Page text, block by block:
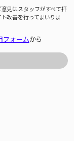
見はスタッフがすべて拝
改善を行ってまいりま
フォームから